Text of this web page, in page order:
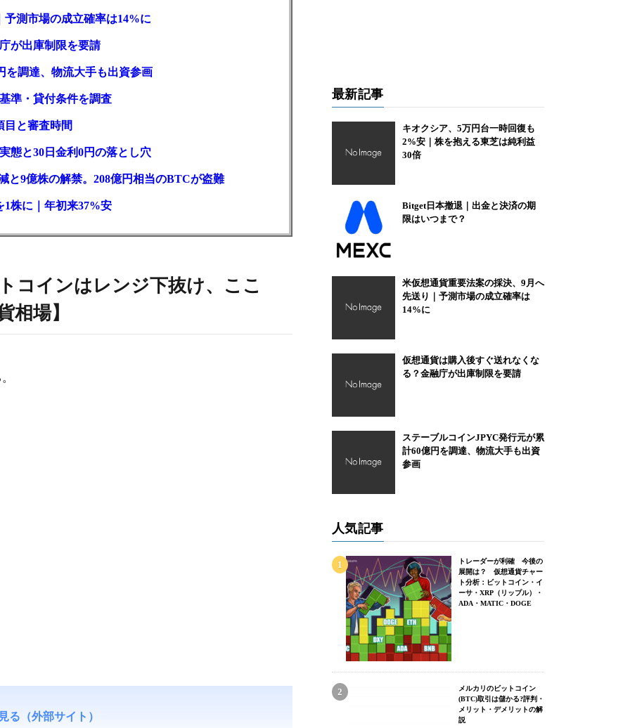
測市場の成立確率は14%に
が出庫制限を要請
を調達、物流大手も出資参画
準・貸付条件を調査
目と審査時間
態と30日金利0円の落とし穴
と9億株の解禁。208億円相当のBTCが盗難
株に｜年初来37%安
コインはレンジ下抜け、ここ
相場】
る（外部サイト）
最新記事
キオクシア、5万円台一時回復も
2%安｜株を抱える東芝は純利益
30倍
Bitget日本撤退｜出金と決済の期
限はいつまで？
米仮想通貨重要法案の採決、9月へ
先送り｜予測市場の成立確率は
14%に
仮想通貨は購入後すぐ送れなくな
る？金融庁が出庫制限を要請
ステーブルコインJPYC発行元が累
計60億円を調達、物流大手も出資
参画
人気記事
トレーダーが利確 今後の
展開は？ 仮想通貨チャー
ト分析：ビットコイン・イ
ーサ・XRP（リップル）・
ADA・MATIC・DOGE
メルカリのビットコイン
(BTC)取引は儲かる?評判・
メリット・デメリットの解
説